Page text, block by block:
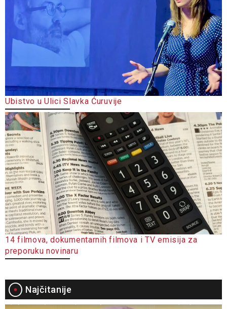
Ubistvo u Ulici Slavka Ćuruvije
14 filmova, dokumentarnih filmova i TV emisija za
preporuku novinaru
Najčitanije